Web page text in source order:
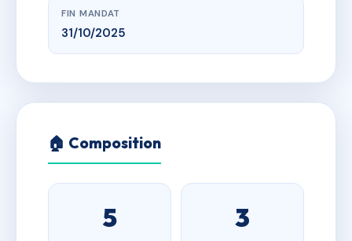
FIN MANDAT
31/10/2025
🏠 Composition
5 3